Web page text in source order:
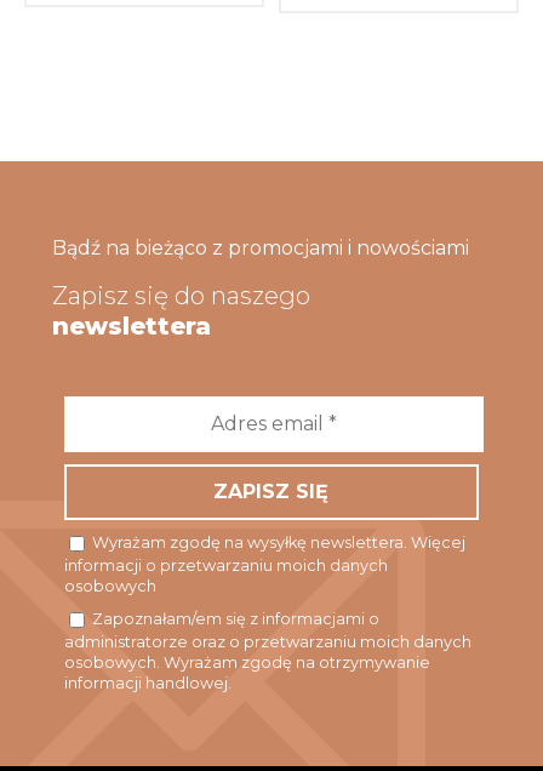
Bądź na bieżąco z promocjami i nowościami
Zapisz się do naszego
newslettera
*
Wyrażam zgodę na wysyłkę newslettera. Więcej
informacji o przetwarzaniu moich danych
osobowych
Zapoznałam/em się z informacjami o
administratorze oraz o przetwarzaniu moich danych
osobowych. Wyrażam zgodę na otrzymywanie
informacji handlowej.